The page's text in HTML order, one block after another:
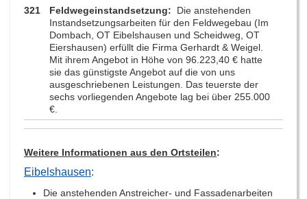
321 Feldwegeinstandsetzung: Die anstehenden
Instandsetzungsarbeiten für den Feldwegebau (Im
Dombach, OT Eibelshausen und Scheidweg, OT
Eiershausen) erfüllt die Firma Gerhardt & Weigel.
Mit ihrem Angebot in Höhe von 96.223,40 € hatte
sie das günstigste Angebot auf die von uns
ausgeschriebenen Leistungen. Das teuerste der
sechs vorliegenden Angebote lag bei über 255.000
€.
Weitere Informationen aus den Ortsteilen:
Eibelshausen:
Die anstehenden Anstreicher- und Fassadenarbeiten